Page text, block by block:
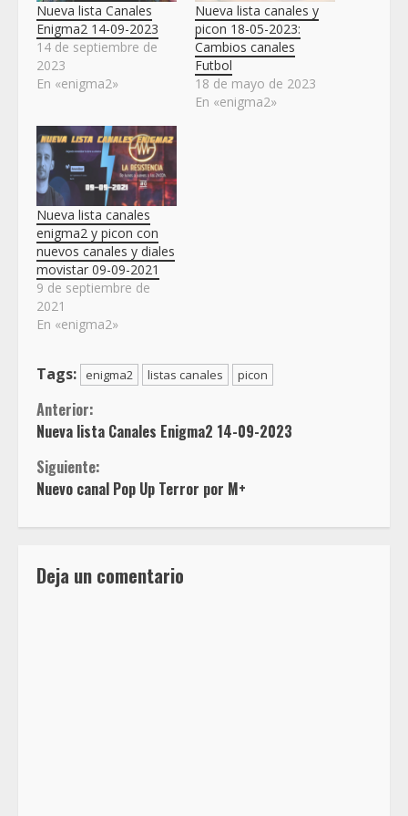
Nueva lista Canales
Enigma2 14-09-2023
14 de septiembre de
2023
En «enigma2»
Nueva lista canales y
picon 18-05-2023:
Cambios canales
Futbol
18 de mayo de 2023
En «enigma2»
Nueva lista canales
enigma2 y picon con
nuevos canales y diales
movistar 09-09-2021
9 de septiembre de
2021
En «enigma2»
Tags: enigma2 listas canales picon
Sigue
leyendo
Anterior:
Nueva lista Canales Enigma2 14-09-2023
Siguiente:
Nuevo canal Pop Up Terror por M+
Deja un comentario